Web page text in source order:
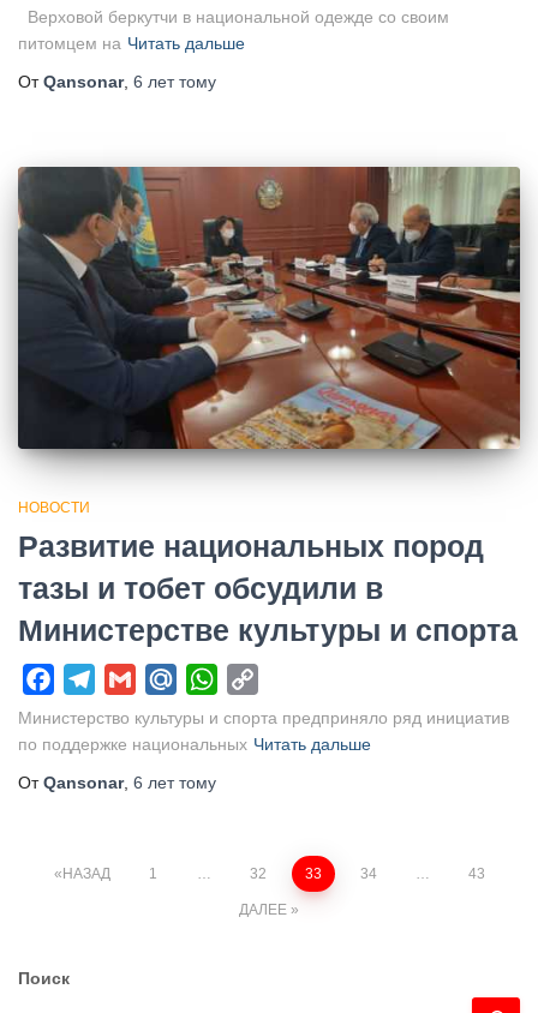
Верховой беркутчи в национальной одежде со своим
питомцем на Читать дальше
ОтQansonar, 6 леттому
НОВОСТИ
Развитие национальных пород
тазы и тобет обсудили в
Министерстве культуры и спорта
FacebookTelegram
Gmail Mail.RuWhatsApp
Link
Министерство культуры и спорта предприняло ряд инициатив
по поддержке национальных Читать дальше
ОтQansonar, 6 леттому
Пагинация
НАЗАД 1 … 32 33 34 … 43
ДАЛЕЕ
Поиск